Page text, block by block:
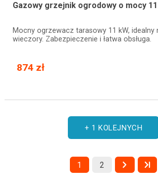
Gazowy grzejnik ogrodowy o mocy
Mocny ogrzewacz tarasowy 11 kW, idealny
wieczory. Zabezpieczenie i łatwa obsługa.
874 zł
+ 1 KOLEJNYCH
1 2